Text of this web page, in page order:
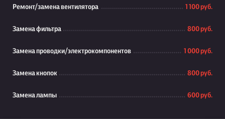
Ремонт/замена вентилятора 1 100 руб.
Замена фильтра 800 руб.
Замена проводки/электрокомпонентов 1 000 руб.
Замена кнопок 800 руб.
Замена лампы 600 руб.